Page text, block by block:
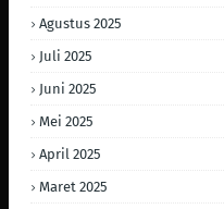
Agustus 2025
Juli 2025
Juni 2025
Mei 2025
April 2025
Maret 2025